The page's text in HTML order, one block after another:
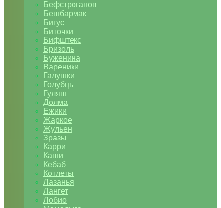
Бефстроганов
Бешбармак
Бигус
Биточки
Бифштекс
Бризоль
Буженина
Вареники
Галушки
Голубцы
Гуляш
Долма
Ежики
Жаркое
Жульен
Зразы
Карри
Каши
Кебаб
Котлеты
Лазанья
Лангет
Лобио